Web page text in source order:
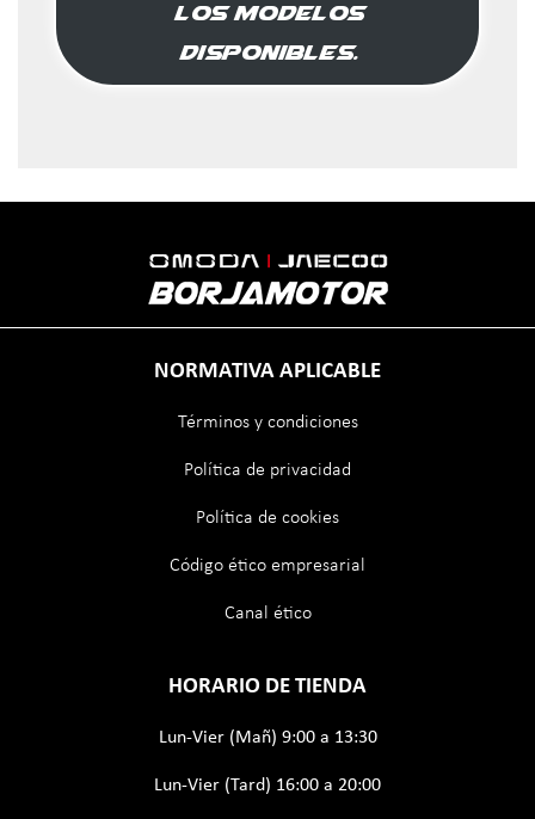
los modelos
disponibles.
NORMATIVA APLICABLE
Términos y condiciones
Política de privacidad
Política de cookies
Código ético empresarial
Canal ético
HORARIO DE TIENDA
Lun-Vier (Mañ) 9:00 a 13:30
Lun-Vier (Tard) 16:00 a 20:00